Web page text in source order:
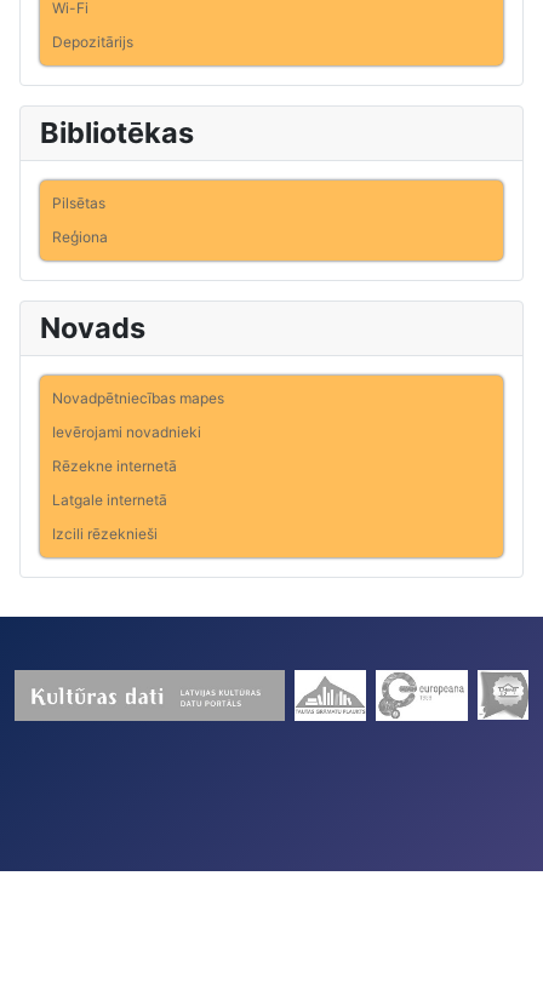
Wi-Fi
Depozitārijs
Bibliotēkas
Pilsētas
Reģiona
Novads
Novadpētniecības mapes
Ievērojami novadnieki
Rēzekne internetā
Latgale internetā
Izcili rēzeknieši